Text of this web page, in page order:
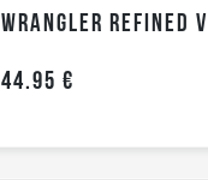
44.95 €